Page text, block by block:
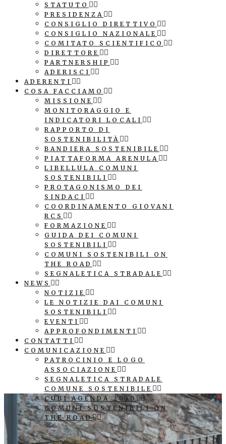
STATUTO
PRESIDENZA
CONSIGLIO DIRETTIVO
CONSIGLIO NAZIONALE
COMITATO SCIENTIFICO
DIRETTORE
PARTNERSHIP
ADERISCI
ADERENTI
COSA FACCIAMO
MISSIONE
MONITORAGGIO E
INDICATORI LOCALI
RAPPORTO DI
SOSTENIBILITÀ
BANDIERA SOSTENIBILE
PIATTAFORMA ARENULA
LIBELLULA COMUNI
SOSTENIBILI
PROTAGONISMO DEI
SINDACI
COORDINAMENTO GIOVANI
RCS
FORMAZIONE
GUIDA DEI COMUNI
SOSTENIBILI
COMUNI SOSTENIBILI ON
THE ROAD
SEGNALETICA STRADALE
NEWS
NOTIZIE
LE NOTIZIE DAI COMUNI
SOSTENIBILI
EVENTI
APPROFONDIMENTI
CONTATTI
COMUNICAZIONE
PATROCINIO E LOGO
ASSOCIAZIONE
SEGNALETICA STRADALE
COMUNE SOSTENIBILE
CUBI AGENDA 2030
COMUNI SOSTENIBILI ON
THE ROAD